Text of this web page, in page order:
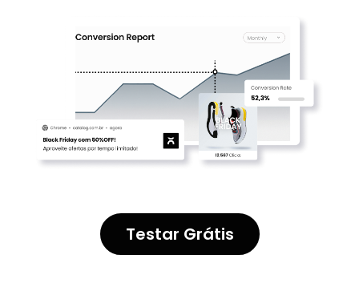
Testar Grátis